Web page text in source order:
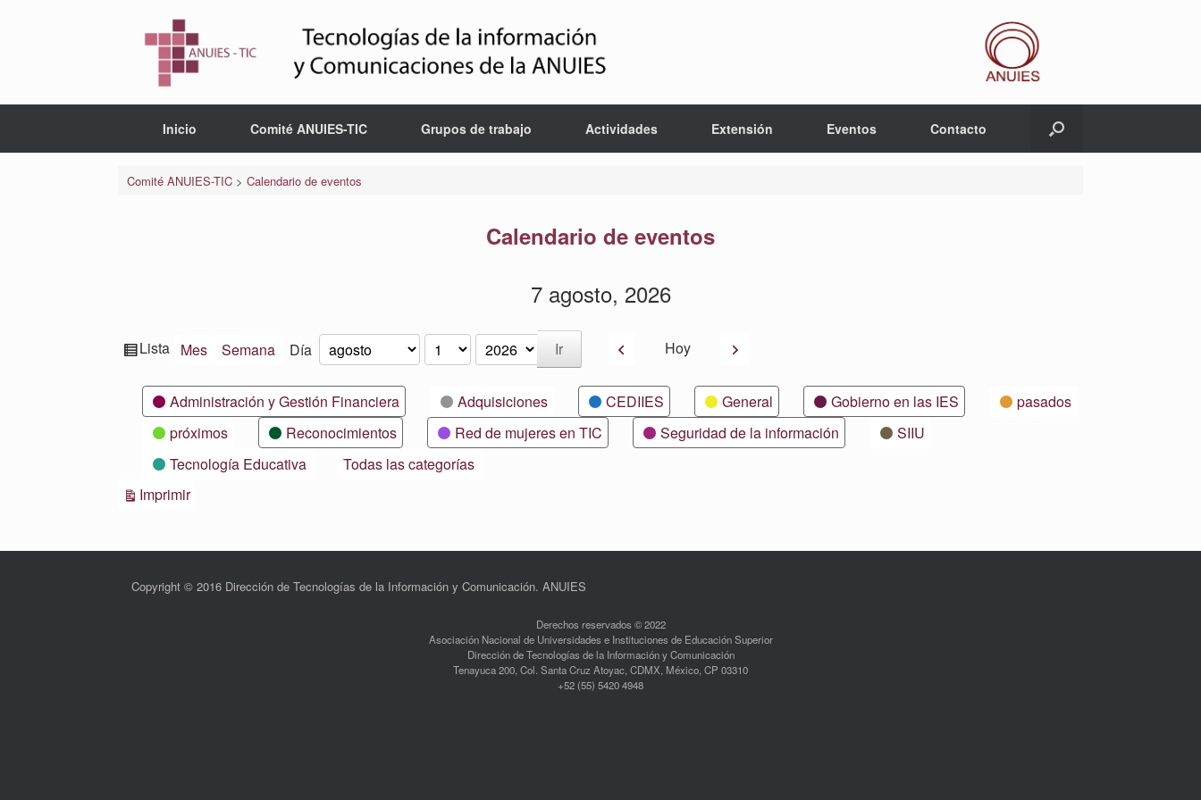
Inicio Comité ANUIES-TIC Grupos de trabajo Actividades Extensión Eventos Contacto
Comité ANUIES-TIC> Calendario de eventos
Calendario de eventos
7 agosto, 2026
Ver
Lista Mes Semana Día Mes
Día
Año AnteriorHoy Siguiente
CategoríasAdministración y Gestión Financiera Adquisiciones CEDIIES General Gobierno en las IES
pasados
próximos
Reconocimientos Red de mujeres en TIC Seguridad de la información
SIIU
Tecnología Educativa
Todas las categorías
ImprimirVistas
Copyright © 2016 Dirección de Tecnologías de la Información y Comunicación. ANUIES
Derechos reservados © 2022
Asociación Nacional de Universidades e Instituciones de Educación Superior
Dirección de Tecnologías de la Información y Comunicación
Tenayuca 200, Col. Santa Cruz Atoyac, CDMX, México, CP 03310
+52 (55) 5420 4948